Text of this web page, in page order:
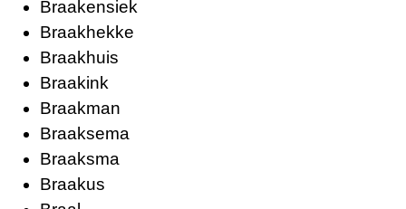
Braakensiek
Braakhekke
Braakhuis
Braakink
Braakman
Braaksema
Braaksma
Braakus